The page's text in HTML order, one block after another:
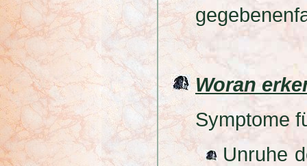
Woran
Symptome
Unruhe